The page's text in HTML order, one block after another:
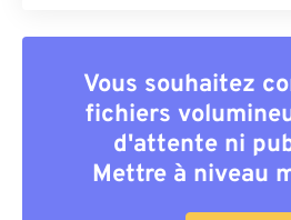
Vous souhaitez
fichiers
d'attente ni
Mettre à niveau